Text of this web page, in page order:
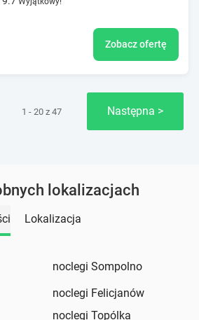
Zobacz ofertę
1 - 20 z 47 Następna
lokalizacjach
Lokalizacja
noclegi Sompolno
noclegi Felicjanów
noclegi Topólka